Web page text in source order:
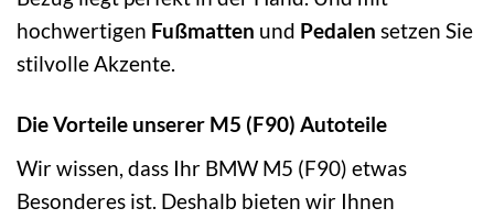
hochwertigen Fußmatten und Pedalen setzen Sie
stilvolle Akzente.
Die Vorteile unserer M5 (F90) Autoteile
Wir wissen, dass Ihr BMW M5 (F90) etwas
Besonderes ist. Deshalb bieten wir Ihnen